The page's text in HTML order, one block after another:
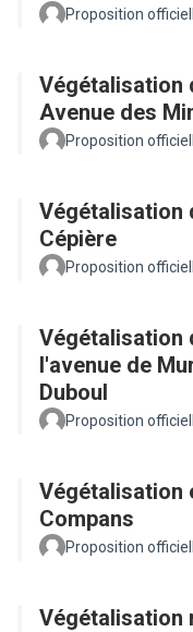
Proposition
Végétalisation
Avenue des
Proposition
Végétalisation
Cépière
Proposition
Végétalisation
l'avenue de
Duboul
Proposition
Végétalisation
Compans
Proposition
Végétalisation